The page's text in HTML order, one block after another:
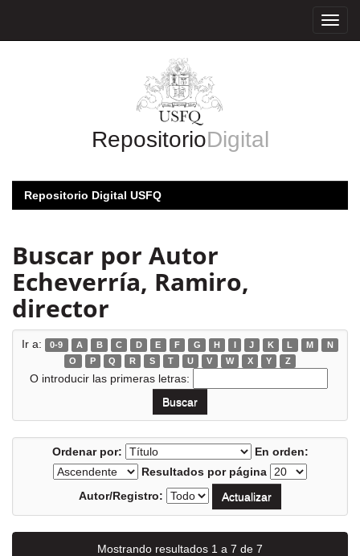
RepositorioDigital
Repositorio Digital USFQ
Buscar por Autor
Echeverría, Ramiro,
director
Ir a: 0-9 A B C D E F G H I J K L M
N
O
P Q R S T U V W X Y Z
O introducir las primeras letras:
Ordenar por:
En orden:
Resultados por página
Autor/Registro:
Mostrando resultados 1 a 7 de 7